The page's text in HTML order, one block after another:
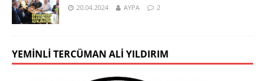
20.04.2024 AYPA 2
YEMINLI TERCÜMAN ALI YILDIRIM